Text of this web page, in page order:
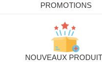
PROMOTIONS
NOUVEAUX